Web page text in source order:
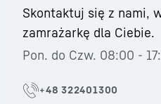
Skontaktuj się z nami,
zamrażarkę dla Ciebie.
Pon. do Czw. 08:00 -